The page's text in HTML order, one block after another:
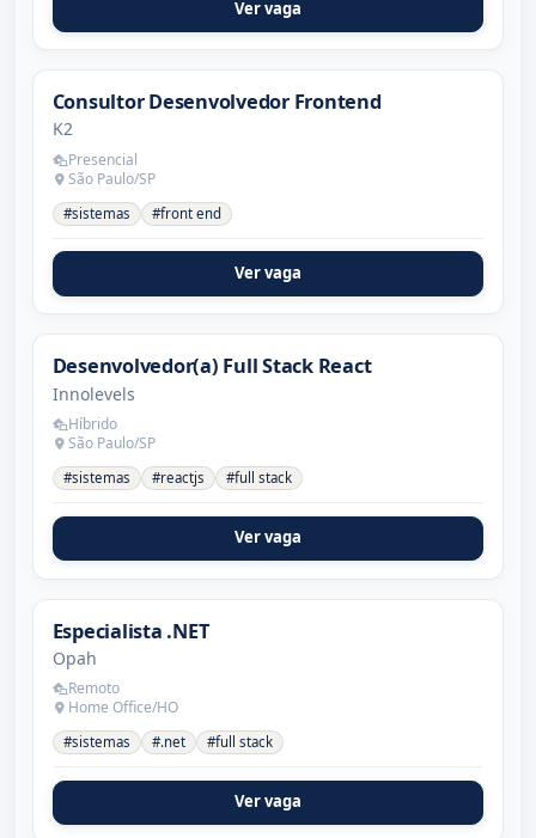
Ver vaga
Consultor Desenvolvedor Frontend
K2
Presencial
São Paulo/SP
#sistemas #front end
Ver vaga
Desenvolvedor(a) Full Stack React
Innolevels
Híbrido
São Paulo/SP
#sistemas #reactjs #full stack
Ver vaga
Especialista .NET
Opah
Remoto
Home Office/HO
#sistemas #.net #full stack
Ver vaga